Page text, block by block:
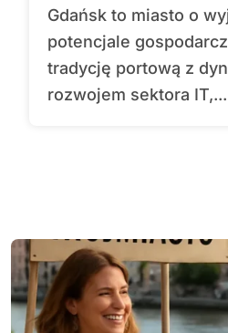
Gdańsk to miasto o wyjątkowym
potencjale
tradycję portową z
rozwojem sektora IT,...